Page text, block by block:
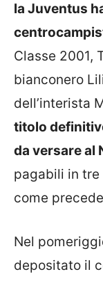
la Juventus
Classe 2001,
bianconero
dell’interista
titolo
da versare al
pagabili in tre
come
Nel
depositato il